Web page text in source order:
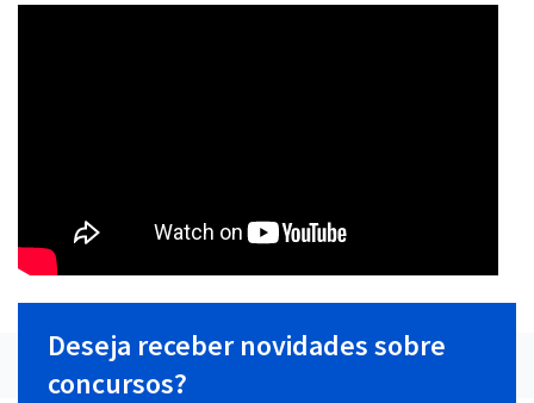
Deseja receber novidades sobre
concursos?